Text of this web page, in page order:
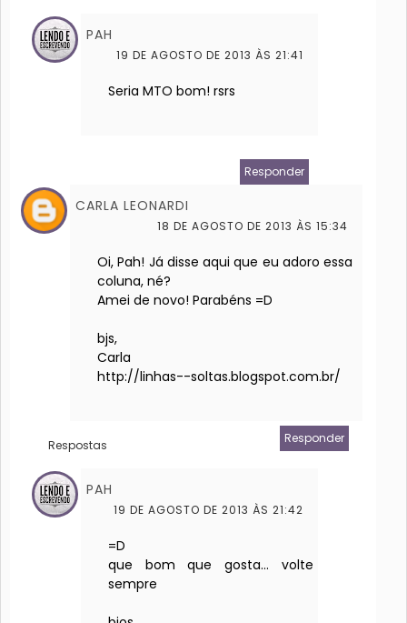
PAH
19 DE AGOSTO DE 2013 ÀS 21:41
Seria MTO bom! rsrs
Responder
CARLA LEONARDI
18 DE AGOSTO DE 2013 ÀS 15:34
Oi, Pah! Já disse aqui que eu adoro essa
coluna, né?
Amei de novo! Parabéns =D
bjs,
Carla
http://linhas--soltas.blogspot.com.br/
Responder
Respostas
PAH
19 DE AGOSTO DE 2013 ÀS 21:42
=D
que bom que gosta... volte
sempre